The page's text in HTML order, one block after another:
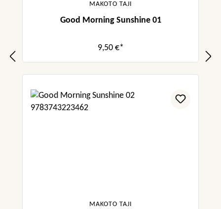
MAKOTO TAJI
Good Morning Sunshine 01
9,50 €*
MAKOTO TAJI